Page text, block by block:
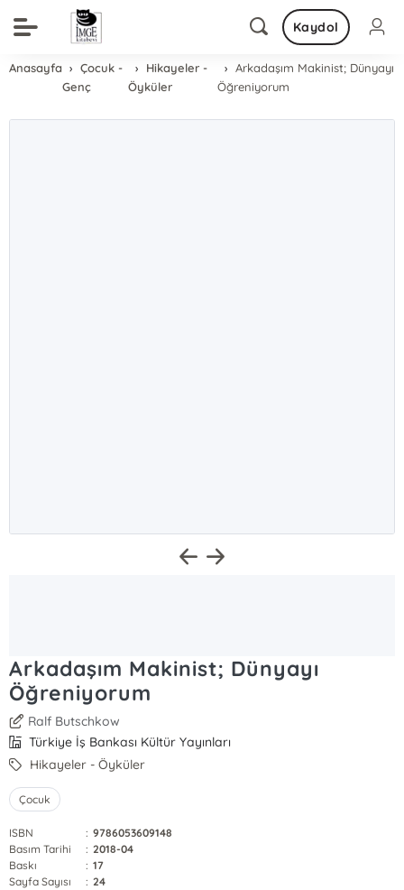
Kaydol
Anasayfa
Çocuk -
Genç
Hikayeler -
Öyküler
Arkadaşım Makinist; Dünyayı
Öğreniyorum
Arkadaşım Makinist; Dünyayı
Öğreniyorum
Ralf Butschkow
Türkiye İş Bankası Kültür Yayınları
Hikayeler - Öyküler
Çocuk
ISBN : 9786053609148
Basım Tarihi
: 2018-04
Baskı
: 17
Sayfa Sayısı
: 24